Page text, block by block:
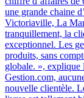
une grande chaine
Victoriaville, La
tranquillement, la
exceptionnel. Les
produits, sans
globale. », explique
Gestion.com,
nouvelle clientèle.